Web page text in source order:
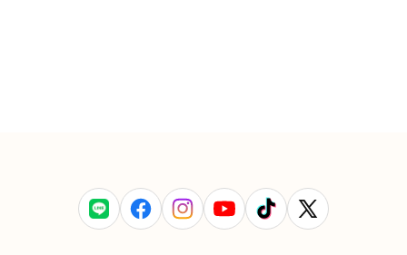
LINE FacebookInstagramYouTube TikTok
X
(Twitter)